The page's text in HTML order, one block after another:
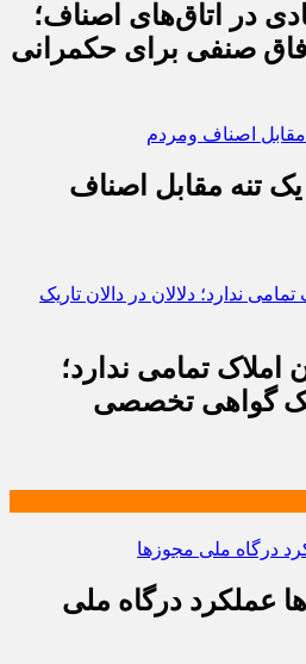
در اتاق‌های اصناف؛
صنفی برای حکمرانی
تنه مقابل اصناف
تمامی ندارد؛
گواهی تخصصی
عملکرد درگاه ملی